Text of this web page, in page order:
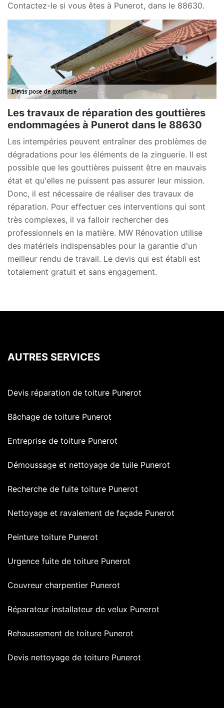
Contactez-le si vous êtes à Punerot, dans le 88630.
Les travaux de réparation des gouttières
endommagées à Punerot dans le 88630
Les intempéries peuvent entraîner des problèmes de
dégradations pour les éléments de la zinguerie. Il est
possible que les gouttières puissent être en mauvais
état et qu'elles ne puissent pas assurer leur mission.
Donc, il est nécessaire de réaliser des travaux de
réparation. Pour effectuer ces interventions qui sont
très complexes, il va falloir rechercher des
professionnels en la matière. MW Rénovation utilise
des matériels indispensables pour la garantie d'un
meilleur rendu de travail. Le devis qui est établi est
totalement gratuit et sans engagement.
AUTRES SERVICES
Devis réparation de toiture Punerot
Bâchage de toiture Punerot
Entreprise de toiture Punerot
Démoussage et nettoyage de tuile Punerot
Recherche de fuite toiture Punerot
Nettoyage et ravalement de façade Punerot
Peinture toiture Punerot
Urgence fuite de toiture Punerot
Couvreur charpentier Punerot
Réparateur installateur de velux Punerot
Rehaussement de toiture Punerot
Devis nettoyage de toiture Punerot